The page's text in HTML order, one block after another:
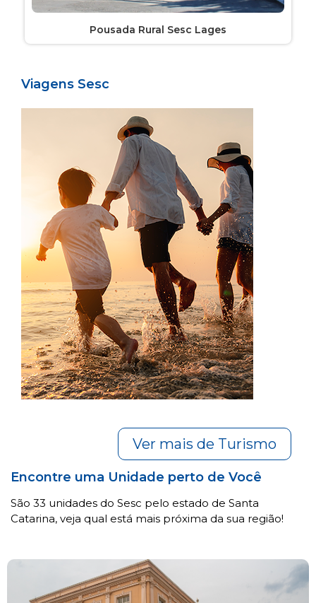
Pousada Rural Sesc Lages
Viagens Sesc
Ver mais de Turismo
Encontre uma Unidade perto de Você
São 33 unidades do Sesc pelo estado de Santa
Catarina, veja qual está mais próxima da sua região!